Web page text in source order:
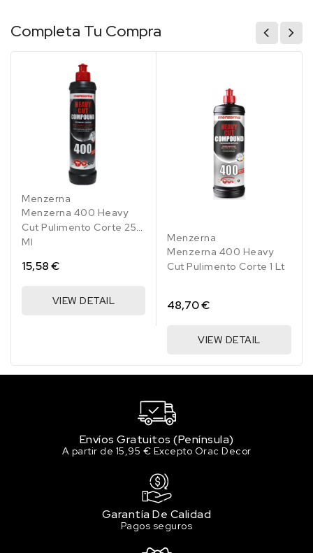
Completa Tu Compra
Menzerna
Menzerna 400 Heavy
Cut Pulimento Corte 250
Ml
15,58 €
VIEW DETAIL
Menzerna
Menzerna 400 Heavy
Cut Pulimento Corte 1 Lt
48,70 €
VIEW DETAIL
Envíos Gratuitos (Península)
A partir de 15,95 € Excepto Orac Decor
Garantía De Calidad
Pagos seguros